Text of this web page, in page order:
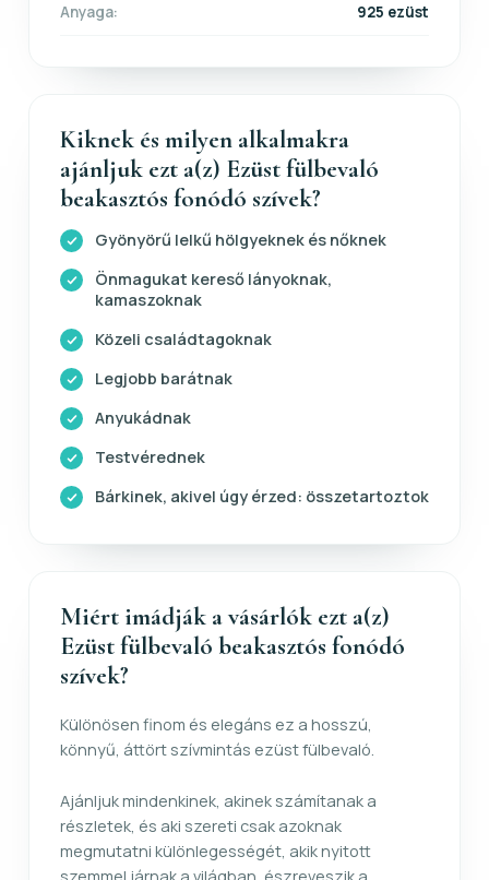
Anyaga: 925 ezüst
Kiknek és milyen alkalmakra
ajánljuk ezt a(z) Ezüst fülbevaló
beakasztós fonódó szívek?
Gyönyörű lelkű hölgyeknek és nőknek
Önmagukat kereső lányoknak,
kamaszoknak
Közeli családtagoknak
Legjobb barátnak
Anyukádnak
Testvérednek
Bárkinek, akivel úgy érzed: összetartoztok
Miért imádják a vásárlók ezt a(z)
Ezüst fülbevaló beakasztós fonódó
szívek?
Különösen finom és elegáns ez a hosszú,
könnyű, áttört szívmintás ezüst fülbevaló.
Ajánljuk mindenkinek, akinek számítanak a
részletek, és aki szereti csak azoknak
megmutatni különlegességét, akik nyitott
szemmel járnak a világban, észreveszik a